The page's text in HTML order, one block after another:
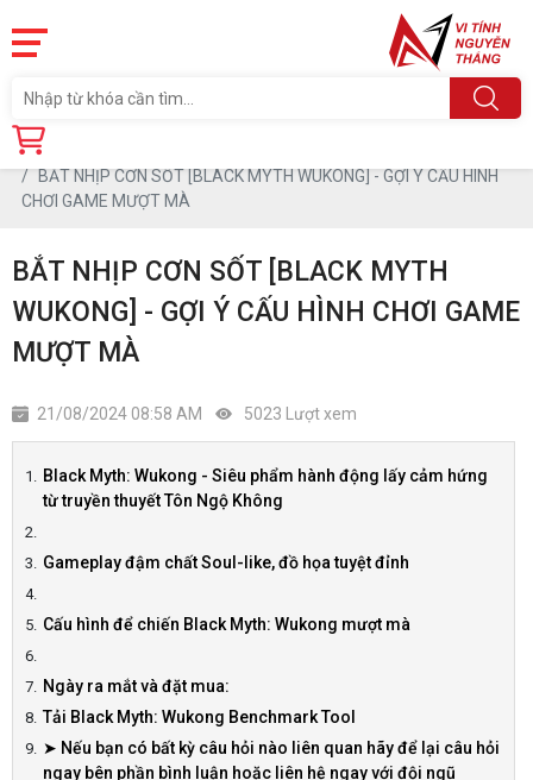
Trang chủ
BẮT NHỊP CƠN SỐT [BLACK MYTH WUKONG] - GỢI Ý CẤU HÌNH
CHƠI GAME MƯỢT MÀ
BẮT NHỊP CƠN SỐT [BLACK MYTH
WUKONG] - GỢI Ý CẤU HÌNH CHƠI GAME
MƯỢT MÀ
21/08/2024 08:58 AM 5023 Lượt xem
Black Myth: Wukong - Siêu phẩm hành động lấy cảm hứng
từ truyền thuyết Tôn Ngộ Không
Gameplay đậm chất Soul-like, đồ họa tuyệt đỉnh
Cấu hình để chiến Black Myth: Wukong mượt mà
Ngày ra mắt và đặt mua:
Tải Black Myth: Wukong Benchmark Tool
➤ Nếu bạn có bất kỳ câu hỏi nào liên quan hãy để lại câu hỏi
ngay bên phần bình luận hoặc liên hệ ngay với đội ngũ